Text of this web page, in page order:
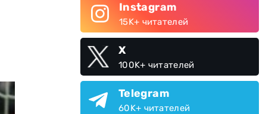
Instagram
15K+ читателей
X
100K+ читателей
Telegram
60K+ читателей